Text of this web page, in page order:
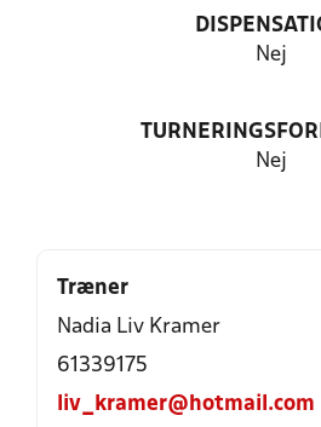
Nej
Nej
Træner
Nadia Liv Kramer
61339175
liv_kramer@hotmail.com